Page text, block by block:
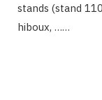
stands (stand
hiboux, ……